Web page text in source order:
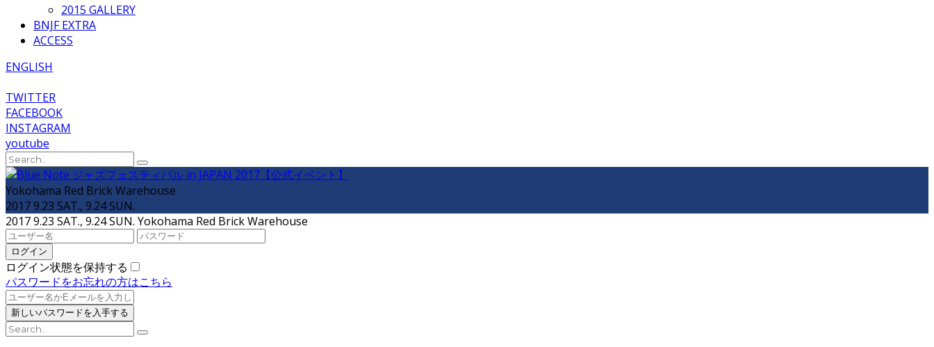
2015 GALLERY
BNJF EXTRA
ACCESS
ENGLISH
TWITTER
FACEBOOK
INSTAGRAM
youtube
Yokohama Red Brick Warehouse
2017 9.23 SAT., 9.24 SUN.
2017 9.23 SAT., 9.24 SUN. Yokohama Red Brick Warehouse
ログイン状態を保持する
パスワードをお忘れの方はこちら